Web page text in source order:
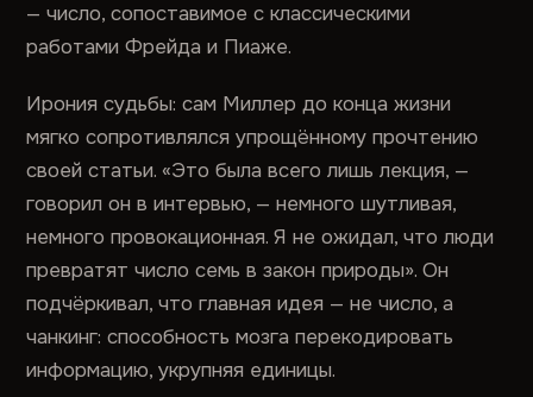
— число, сопоставимое с классическими
работами Фрейда и Пиаже.
Ирония судьбы: сам Миллер до конца жизни
мягко сопротивлялся упрощённому прочтению
своей статьи. «Это была всего лишь лекция, —
говорил он в интервью, — немного шутливая,
немного провокационная. Я не ожидал, что люди
превратят число семь в закон природы». Он
подчёркивал, что главная идея — не число, а
чанкинг: способность мозга перекодировать
информацию, укрупняя единицы.